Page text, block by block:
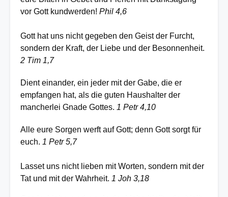
vor Gott kundwerden! Phil 4,6
Gott hat uns nicht gegeben den Geist der Furcht,
sondern der Kraft, der Liebe und der Besonnenheit.
2 Tim 1,7
Dient einander, ein jeder mit der Gabe, die er
empfangen hat, als die guten Haushalter der
mancherlei Gnade Gottes. 1 Petr 4,10
Alle eure Sorgen werft auf Gott; denn Gott sorgt für
euch. 1 Petr 5,7
Lasset uns nicht lieben mit Worten, sondern mit der
Tat und mit der Wahrheit. 1 Joh 3,18